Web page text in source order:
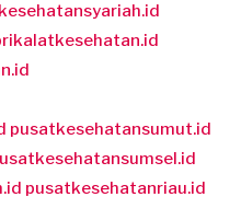
pusatkesehatansumut.id
pusatkesehatanriau.id